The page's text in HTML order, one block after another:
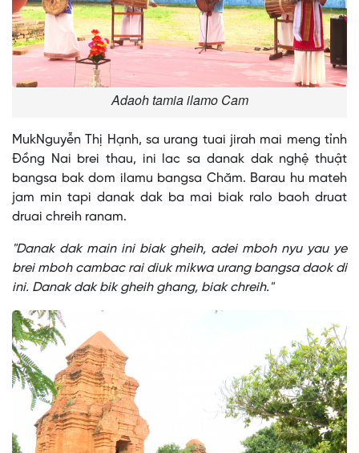
Adaoh tamia ilamo Cam
MukNguyễn Thị Hạnh, sa urang tuai jirah mai meng tỉnh
Đồng Nai brei thau, ini lac sa danak dak nghệ thuật
bangsa bak dom ilamu bangsa Chăm. Barau hu mateh
jam min tapi danak dak ba mai biak ralo baoh druat
druai chreih ranam.
"Danak dak main ini biak gheih, adei mboh nyu yau ye
brei mboh cambac rai diuk mikwa urang bangsa daok di
ini. Danak dak bik gheih ghang, biak chreih."